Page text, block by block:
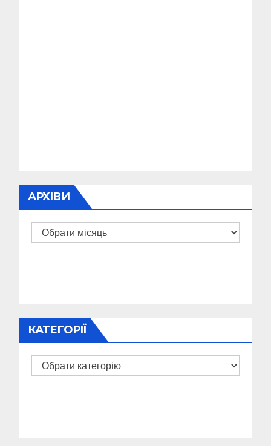
АРХІВИ
Архіви
КАТЕГОРІЇ
Категорії